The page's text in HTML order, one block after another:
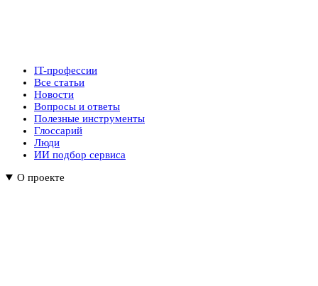
IT-профессии
Все статьи
Новости
Вопросы и ответы
Полезные инструменты
Глоссарий
Люди
ИИ подбор сервиса
О проекте